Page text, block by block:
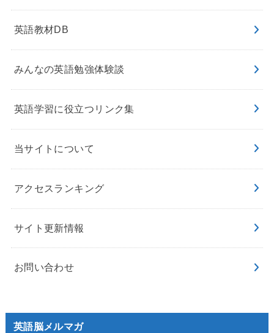
英語教材DB
みんなの英語勉強体験談
英語学習に役立つリンク集
当サイトについて
アクセスランキング
サイト更新情報
お問い合わせ
英語脳メルマガ